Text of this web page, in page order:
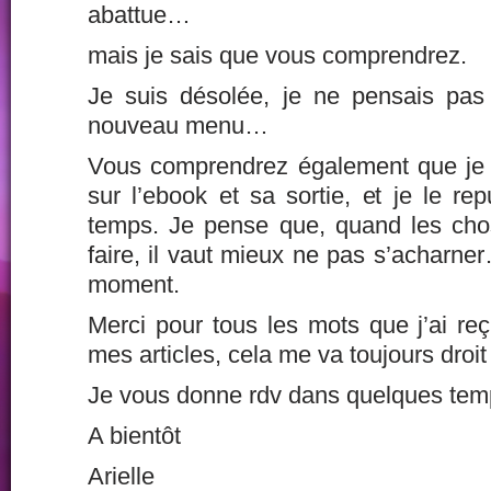
abattue…
mais je sais que vous comprendrez.
Je suis désolée, je ne pensais
nouveau menu…
Vous comprendrez également que
sur l’ebook et sa sortie, et je le
temps. Je pense que, quand les
faire, il vaut mieux ne pas
moment.
Merci pour tous les mots que j’ai
mes articles, cela me va toujours
Je vous donne rdv dans quelques
A bientôt
Arielle